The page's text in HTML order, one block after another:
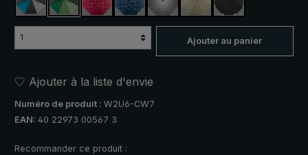
bleu / vert / grisvert clair / vert foncé
rose / rouge à carreaux
bleu / vert à carreaux
argent, protection UV 50+
camouflagenoir, avec
Ajouter au panier
Ajouter à la liste d'envie
Numéro de produit : W2U6-CW7
EAN: 40 22973 00567 3
Recommander ce produit :